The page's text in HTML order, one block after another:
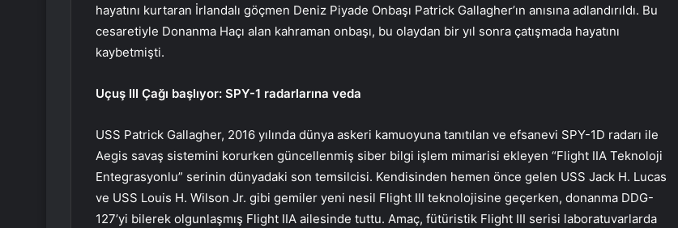
hayatını kurtaran İrlandalı göçmen Deniz Piyade Onbaşı Patrick Gallagher’ın anısına adlandırıldı. Bu
cesaretiyle Donanma Haçı alan kahraman onbaşı, bu olaydan bir yıl sonra çatışmada hayatını
kaybetmişti.
Uçuş III Çağı başlıyor: SPY-1 radarlarına veda
USS Patrick Gallagher, 2016 yılında dünya askeri kamuoyuna tanıtılan ve efsanevi SPY-1D radarı ile
Aegis savaş sistemini korurken güncellenmiş siber bilgi işlem mimarisi ekleyen “Flight IIA Teknoloji
Entegrasyonlu” serinin dünyadaki son temsilcisi. Kendisinden hemen önce gelen USS Jack H. Lucas
ve USS Louis H. Wilson Jr. gibi gemiler yeni nesil Flight III teknolojisine geçerken, donanma DDG-
127’yi bilerek olgunlaşmış Flight IIA ailesinde tuttu. Amaç, fütüristik Flight III serisi laboratuvarlarda